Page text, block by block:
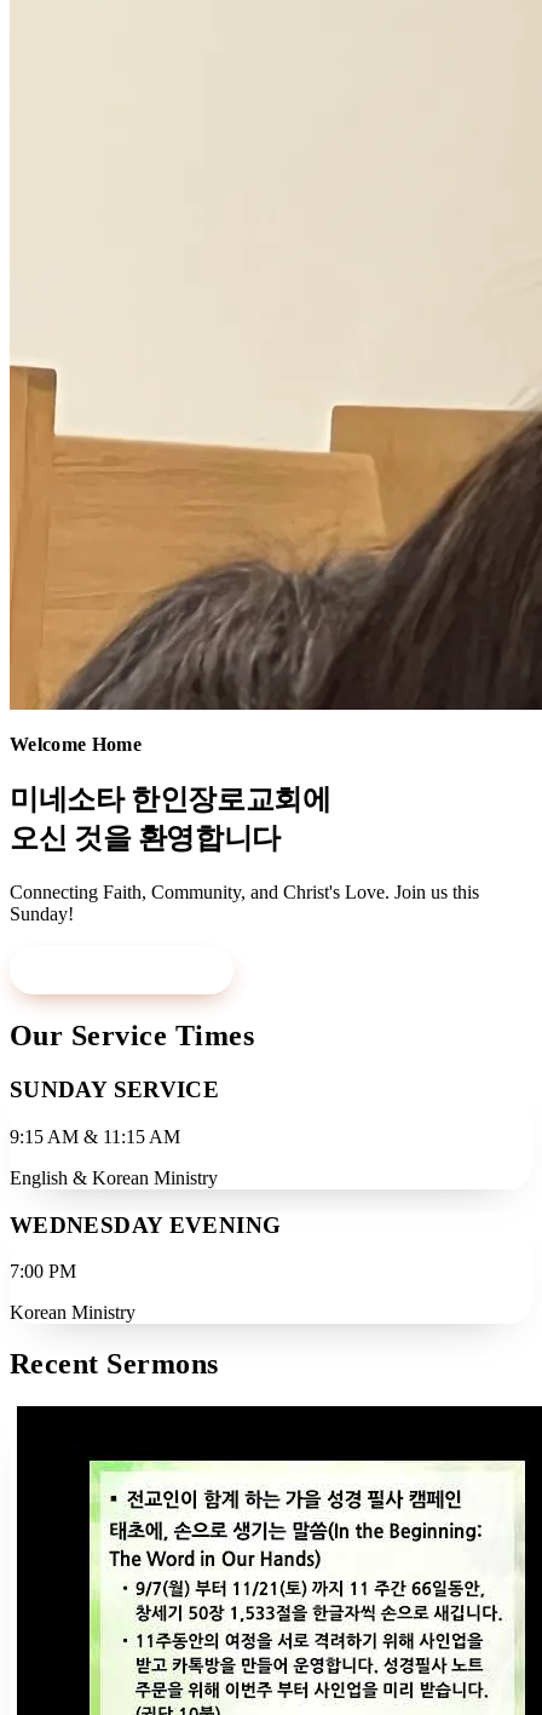
Welcome Home
미네소타 한인장로교회에
오신 것을 환영합니다
Connecting Faith, Community, and Christ's Love. Join us this
Sunday!
Our Service Times
SUNDAY SERVICE
9:15 AM & 11:15 AM
English & Korean Ministry
WEDNESDAY EVENING
7:00 PM
Korean Ministry
Recent Sermons